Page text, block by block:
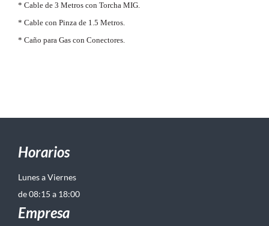
* Cable de 3 Metros con Torcha MIG.
* Cable con Pinza de 1.5 Metros.
* Caño para Gas con Conectores.
Horarios
Lunes a Viernes
de 08:15 a 18:00
Empresa